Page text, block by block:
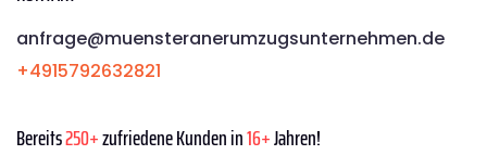
anfrage@muensteranerumzugsunternehmen.de
+4915792632821
Bereits250+zufriedene Kunden in16+Jahren!